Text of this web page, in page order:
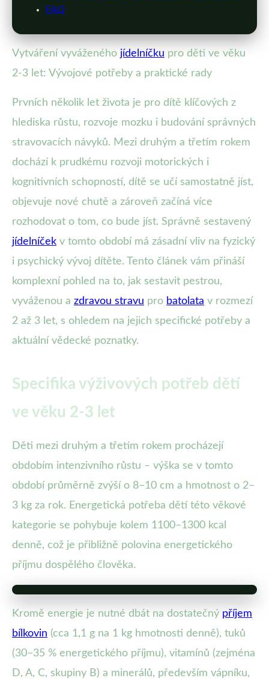
FAQ
Vytváření vyváženého jídelníčku pro děti ve věku
2-3 let: Vývojové potřeby a praktické rady
Prvních několik let života je pro dítě klíčových z
hlediska růstu, rozvoje mozku i budování správných
stravovacích návyků. Mezi druhým a třetím rokem
dochází k prudkému rozvoji motorických i
kognitivních schopností, dítě se učí samostatně jíst,
objevuje nové chutě a zároveň začíná více
rozhodovat o tom, co bude jíst. Správně sestavený
jídelníček v tomto období má zásadní vliv na fyzický
i psychický vývoj dítěte. Tento článek vám přináší
komplexní pohled na to, jak sestavit pestrou,
vyváženou a zdravou stravu pro batolata v rozmezí
2 až 3 let, s ohledem na jejich specifické potřeby a
aktuální vědecké poznatky.
Specifika výživových potřeb dětí
ve věku 2-3 let
Děti mezi druhým a třetím rokem procházejí
obdobím intenzivního růstu – výška se v tomto
období průměrně zvýší o 8–10 cm a hmotnost o 2–
3 kg za rok. Energetická potřeba dětí této věkové
kategorie se pohybuje kolem 1100–1300 kcal
denně, což je přibližně polovina energetického
příjmu dospělého člověka.
Kromě energie je nutné dbát na dostatečný příjem
bílkovin (cca 1,1 g na 1 kg hmotnosti denně), tuků
(30–35 % energetického příjmu), vitamínů (zejména
D, A, C, skupiny B) a minerálů, především vápníku,